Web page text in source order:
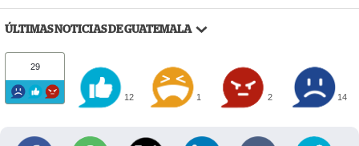
ÚLTIMAS NOTICIAS DE GUATEMALA
29
12 1 2 14